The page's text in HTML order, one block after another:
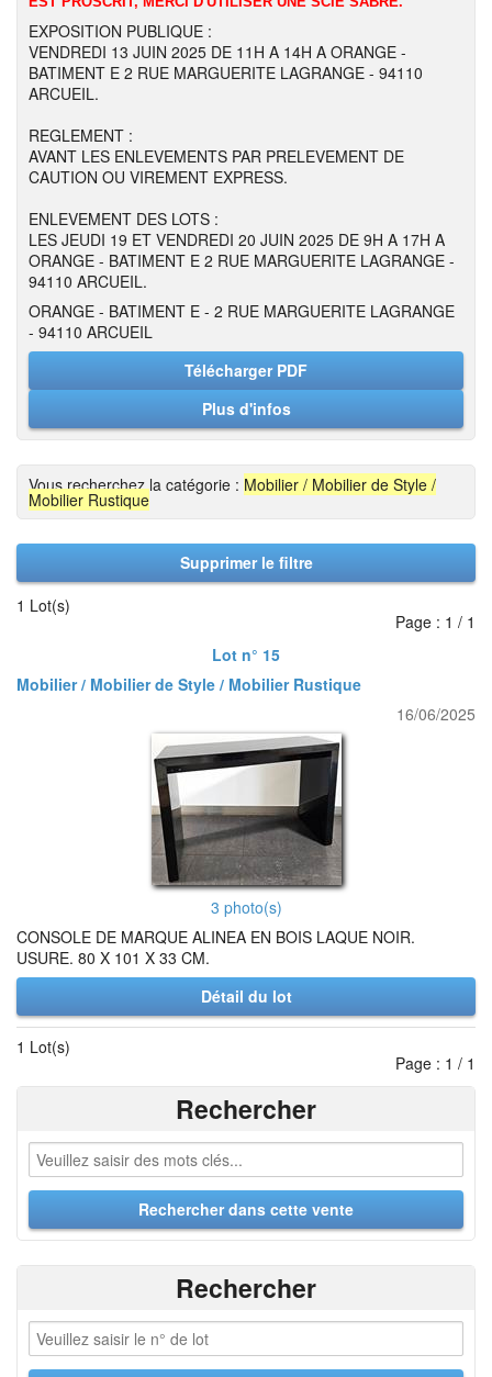
EXPOSITION PUBLIQUE :
VENDREDI 13 JUIN 2025 DE 11H A 14H A ORANGE -
BATIMENT E 2 RUE MARGUERITE LAGRANGE - 94110
ARCUEIL.
REGLEMENT :
AVANT LES ENLEVEMENTS PAR PRELEVEMENT DE
CAUTION OU VIREMENT EXPRESS.
ENLEVEMENT DES LOTS :
LES JEUDI 19 ET VENDREDI 20 JUIN 2025 DE 9H A 17H A
ORANGE - BATIMENT E 2 RUE MARGUERITE LAGRANGE -
94110 ARCUEIL.
ORANGE - BATIMENT E - 2 RUE MARGUERITE LAGRANGE
- 94110 ARCUEIL
Télécharger PDF
Plus d'infos
Vous recherchez la catégorie : Mobilier / Mobilier de Style /
Mobilier Rustique
Supprimer le filtre
1 Lot(s)
Page : 1 / 1
Lot n° 15
Mobilier / Mobilier de Style / Mobilier Rustique
16/06/2025
3 photo(s)
CONSOLE DE MARQUE ALINEA EN BOIS LAQUE NOIR.
USURE. 80 X 101 X 33 CM.
Détail du lot
1 Lot(s)
Page : 1 / 1
Rechercher
Rechercher